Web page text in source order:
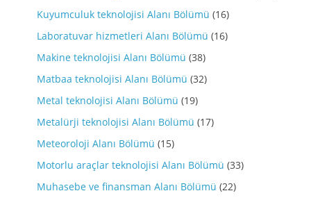
Kuyumculuk teknolojisi Alanı Bölümü (16)
Laboratuvar hizmetleri Alanı Bölümü (16)
Makine teknolojisi Alanı Bölümü (38)
Matbaa teknolojisi Alanı Bölümü (32)
Metal teknolojisi Alanı Bölümü (19)
Metalürji teknolojisi Alanı Bölümü (17)
Meteoroloji Alanı Bölümü (15)
Motorlu araçlar teknolojisi Alanı Bölümü (33)
Muhasebe ve finansman Alanı Bölümü (22)